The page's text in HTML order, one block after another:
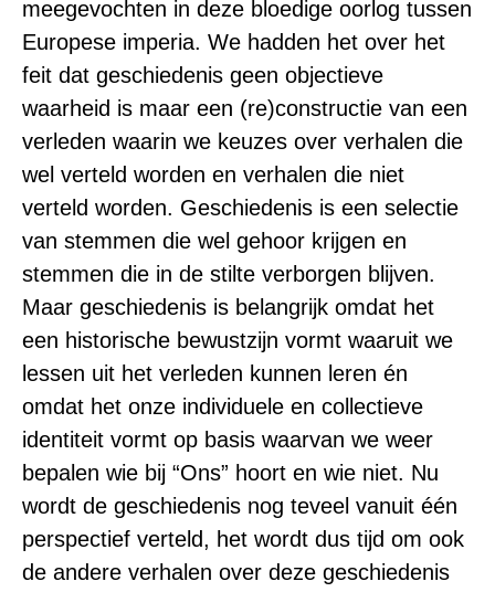
meegevochten in deze bloedige oorlog tussen
Europese imperia. We hadden het over het
feit dat geschiedenis geen objectieve
waarheid is maar een (re)constructie van een
verleden waarin we keuzes over verhalen die
wel verteld worden en verhalen die niet
verteld worden. Geschiedenis is een selectie
van stemmen die wel gehoor krijgen en
stemmen die in de stilte verborgen blijven.
Maar geschiedenis is belangrijk omdat het
een historische bewustzijn vormt waaruit we
lessen uit het verleden kunnen leren én
omdat het onze individuele en collectieve
identiteit vormt op basis waarvan we weer
bepalen wie bij “Ons” hoort en wie niet. Nu
wordt de geschiedenis nog teveel vanuit één
perspectief verteld, het wordt dus tijd om ook
de andere verhalen over deze geschiedenis